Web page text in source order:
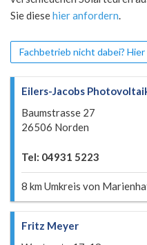
Sie diesehier anfordern.
Fachbetrieb nicht dabei?
Eilers-Jacobs
Baumstrasse 27
26506 Norden
Tel: 04931 5223
8 km Umkreis von
Fritz Meyer